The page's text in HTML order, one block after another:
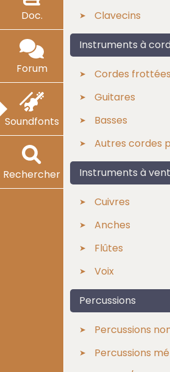
Doc.
Forum
Soundfonts
Rechercher
Clavecins
Instruments à
Cordes frottées
Guitares
Basses
Autres cordes
Instruments à vent
Cuivres
Anches
Flûtes
Voix
Percussions
Percussions
Percussions